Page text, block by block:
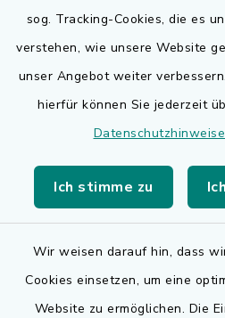
sog. Tracking-Cookies, die es
verstehen, wie unsere Website
unser Angebot weiter
hierfür können Sie jederzeit
Ich stimme zu
Wir weisen darauf hin, dass
Cookies einsetzen, um eine
Website zu ermöglichen. Die
0 91 95 / 92 53 25
Bloß, Claudia
Psych. (Univ.),
(FH) Paar- und